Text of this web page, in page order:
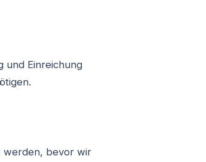
und Einreichung
werden, bevor wir